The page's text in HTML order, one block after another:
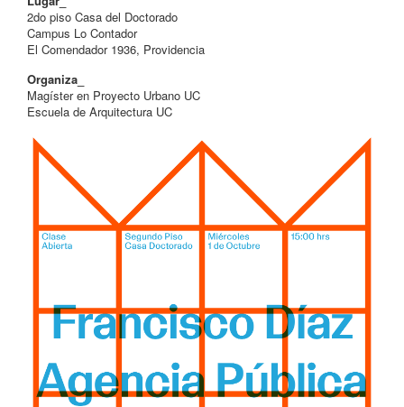
2do piso Casa del Doctorado
Campus Lo Contador
El Comendador 1936, Providencia
Organiza_
Magíster en Proyecto Urbano UC
Escuela de Arquitectura UC